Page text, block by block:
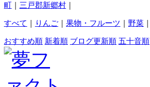
町
三戸郡新郷村
すべて りんご 果物・フルーツ 野菜
おすすめ順 新着順 ブログ更新順 五十音順